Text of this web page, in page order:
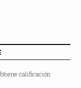
calificación